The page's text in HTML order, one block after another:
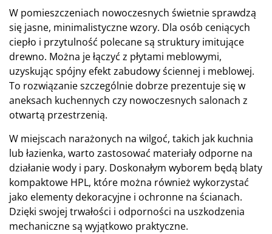
W pomieszczeniach nowoczesnych świetnie sprawdzą
się jasne, minimalistyczne wzory. Dla osób ceniących
ciepło i przytulność polecane są struktury imitujące
drewno. Można je łączyć z płytami meblowymi,
uzyskując spójny efekt zabudowy ściennej i meblowej.
To rozwiązanie szczególnie dobrze prezentuje się w
aneksach kuchennych czy nowoczesnych salonach z
otwartą przestrzenią.
W miejscach narażonych na wilgoć, takich jak kuchnia
lub łazienka, warto zastosować materiały odporne na
działanie wody i pary. Doskonałym wyborem będą blaty
kompaktowe HPL, które można również wykorzystać
jako elementy dekoracyjne i ochronne na ścianach.
Dzięki swojej trwałości i odporności na uszkodzenia
mechaniczne są wyjątkowo praktyczne.